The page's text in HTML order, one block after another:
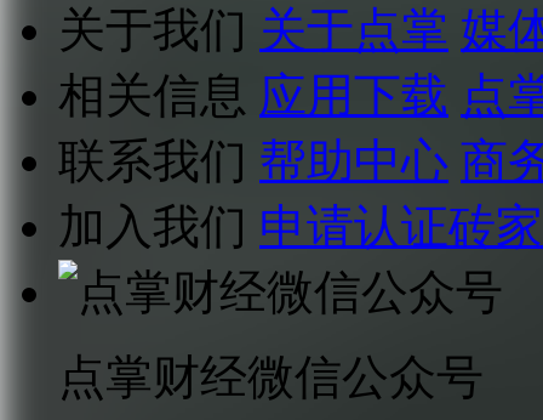
关于我们 关于点掌 媒
相关信息 应用下载 点
联系我们 帮助中心 商
加入我们 申请认证砖家
点掌财经微信公众号